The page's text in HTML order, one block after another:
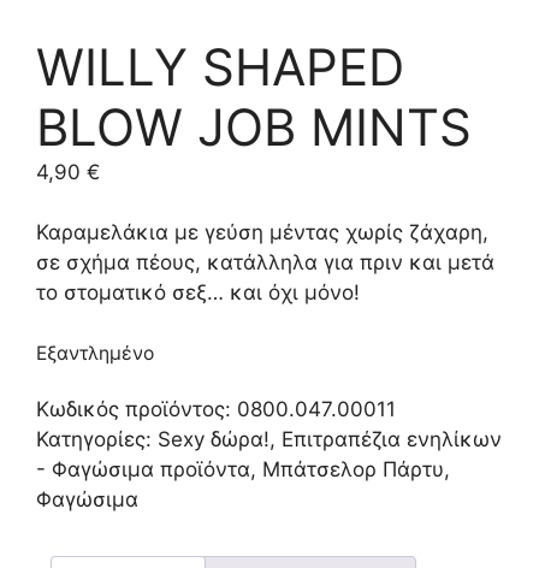
WILLY SHAPED
BLOW JOB MINTS
4,90 €
Καραμελάκια με γεύση μέντας χωρίς ζάχαρη,
σε σχήμα πέους, κατάλληλα για πριν και μετά
το στοματικό σεξ… και όχι μόνο!
Εξαντλημένο
Κωδικός προϊόντος: 0800.047.00011
Κατηγορίες: Sexy δώρα!, Επιτραπέζια ενηλίκων
- Φαγώσιμα προϊόντα, Μπάτσελορ Πάρτυ,
Φαγώσιμα